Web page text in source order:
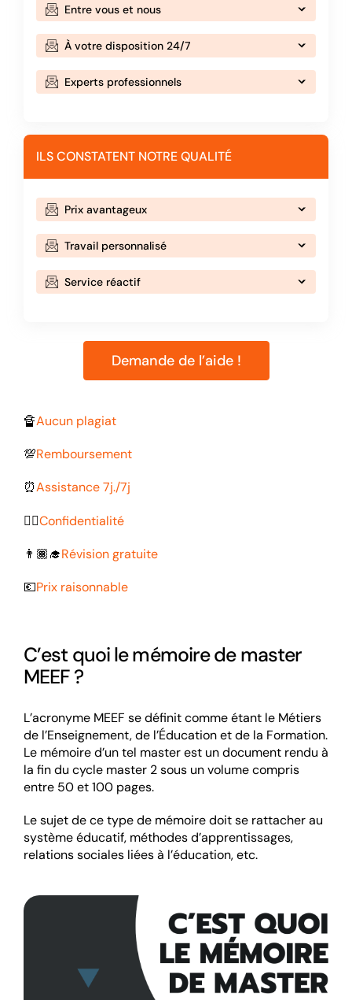
Entre vous et nous
À votre disposition 24/7
Experts professionnels
ILS CONSTATENT NOTRE QUALITÉ
Prix avantageux
Travail personnalisé
Service réactif
Demande de l’aide !
🔏Aucun plagiat
💯Remboursement
⏰Assistance 7j./7j
🕵🏽Confidentialité
👨🏾‍🎓Révision gratuite
💶Prix raisonnable
C’est quoi le mémoire de master
MEEF ?
L’acronyme MEEF se définit comme étant le Métiers
de l’Enseignement, de l’Éducation et de la Formation.
Le mémoire d’un tel master est un document rendu à
la fin du cycle master 2 sous un volume compris
entre 50 et 100 pages.
Le sujet de ce type de mémoire doit se rattacher au
système éducatif, méthodes d’apprentissages,
relations sociales liées à l’éducation, etc.